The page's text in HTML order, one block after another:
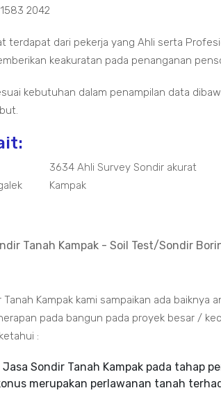
2042
terdapat dari pekerja yang Ahli serta
keakuratan pada penanganan
kebutuhan dalam penampilan data
3634 Ahli Survey Sondir akurat
Kampak
Tanah Kampak - Soil Test/Sondir
Kampak kami sampaikan ada baiknya
pada bangun pada proyek besar /
:
Sondir Tanah Kampak pada tahap
merupakan perlawanan tanah